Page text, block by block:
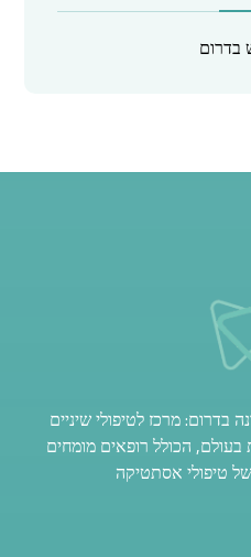
מרכז לטיפולי שיניים
הכולל רופאים מומחים
טיפולי אסתטיקה